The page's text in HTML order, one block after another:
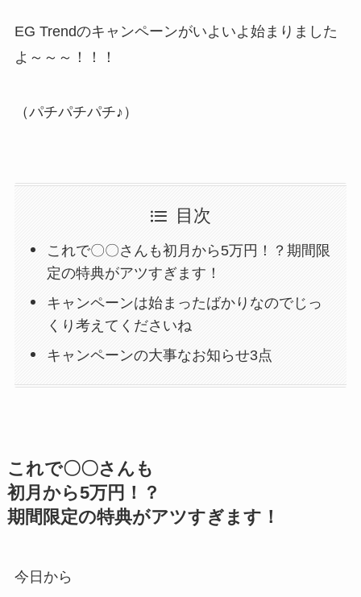
EG Trendのキャンペーンがいよいよ始まりました
よ～～～！！！
（パチパチパチ♪）
目次
これで〇〇さんも初月から5万円！？期間限
定の特典がアツすぎます！
キャンペーンは始まったばかりなのでじっ
くり考えてくださいね
キャンペーンの大事なお知らせ3点
これで〇〇さんも
初月から5万円！？
期間限定の特典がアツすぎます！
今日から